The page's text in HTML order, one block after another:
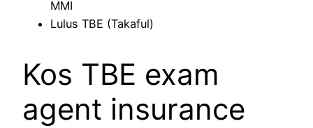
MMI
Lulus TBE (Takaful)
Kos TBE exam
agent insurance